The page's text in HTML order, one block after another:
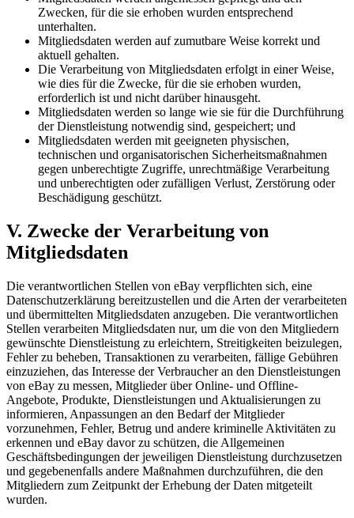
Zwecken, für die sie erhoben wurden entsprechend
unterhalten.
Mitgliedsdaten werden auf zumutbare Weise korrekt und
aktuell gehalten.
Die Verarbeitung von Mitgliedsdaten erfolgt in einer Weise,
wie dies für die Zwecke, für die sie erhoben wurden,
erforderlich ist und nicht darüber hinausgeht.
Mitgliedsdaten werden so lange wie sie für die Durchführung
der Dienstleistung notwendig sind, gespeichert; und
Mitgliedsdaten werden mit geeigneten physischen,
technischen und organisatorischen Sicherheitsmaßnahmen
gegen unberechtigte Zugriffe, unrechtmäßige Verarbeitung
und unberechtigten oder zufälligen Verlust, Zerstörung oder
Beschädigung geschützt.
V. Zwecke der Verarbeitung von
Mitgliedsdaten
Die verantwortlichen Stellen von eBay verpflichten sich, eine
Datenschutzerklärung bereitzustellen und die Arten der verarbeiteten
und übermittelten Mitgliedsdaten anzugeben. Die verantwortlichen
Stellen verarbeiten Mitgliedsdaten nur, um die von den Mitgliedern
gewünschte Dienstleistung zu erleichtern, Streitigkeiten beizulegen,
Fehler zu beheben, Transaktionen zu verarbeiten, fällige Gebühren
einzuziehen, das Interesse der Verbraucher an den Dienstleistungen
von eBay zu messen, Mitglieder über Online- und Offline-
Angebote, Produkte, Dienstleistungen und Aktualisierungen zu
informieren, Anpassungen an den Bedarf der Mitglieder
vorzunehmen, Fehler, Betrug und andere kriminelle Aktivitäten zu
erkennen und eBay davor zu schützen, die Allgemeinen
Geschäftsbedingungen der jeweiligen Dienstleistung durchzusetzen
und gegebenenfalls andere Maßnahmen durchzuführen, die den
Mitgliedern zum Zeitpunkt der Erhebung der Daten mitgeteilt
wurden.